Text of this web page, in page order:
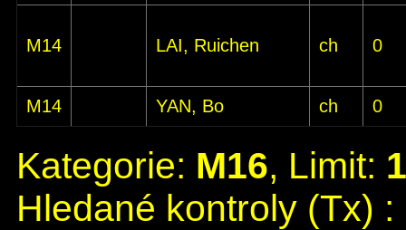
M14 LAI, Ruichen ch 0
M14 YAN, Bo ch 0
Kategorie: M16, Limit:
Hledané kontroly (Tx) :